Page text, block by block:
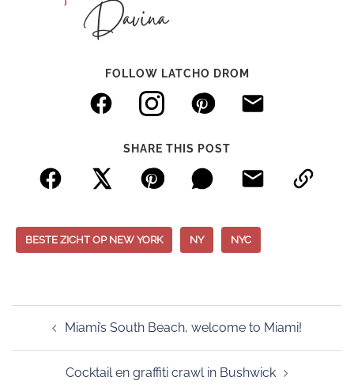
FOLLOW LATCHO DROM
SHARE THIS POST
BESTE ZICHT OP NEW YORK NY NYC
navigation
Miami’s South Beach, welcome to Miami!
Cocktail en graffiti crawl in Bushwick